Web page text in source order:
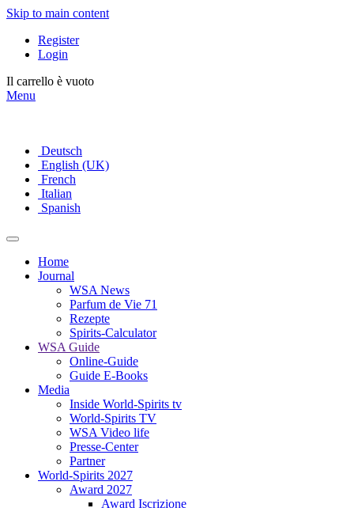
Skip to main content
Register
Login
Il carrello è vuoto
Menu
Deutsch
English (UK)
French
Italian
Spanish
Home
Journal
WSA News
Parfum de Vie 71
Rezepte
Spirits-Calculator
WSA Guide
Online-Guide
Guide E-Books
Media
Inside World-Spirits tv
World-Spirits TV
WSA Video life
Presse-Center
Partner
World-Spirits 2027
Award 2027
Award Iscrizione